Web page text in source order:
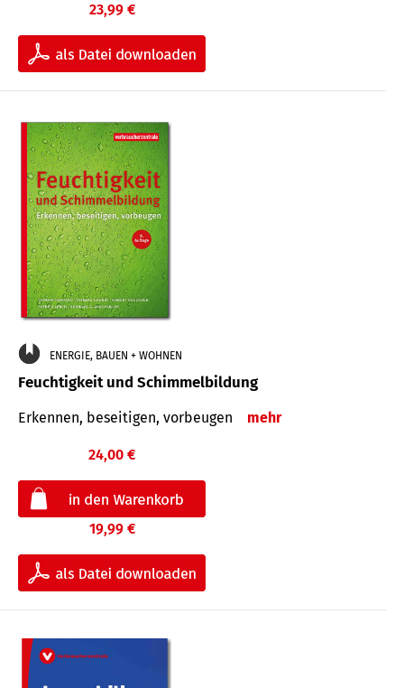
23,99 €
ENERGIE, BAUEN + WOHNEN
Feuchtigkeit und Schimmelbildung
Erkennen, beseitigen, vorbeugen mehr
24,00 €
19,99 €